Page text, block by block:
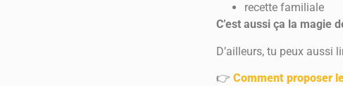
recette familiale
C’est aussi ça la magie
D’ailleurs, tu peux aussi
👉 Comment proposer